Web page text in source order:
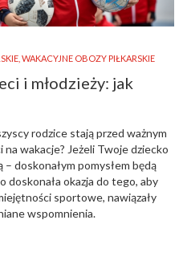
WAKACYJNE OBOZY PIŁKARSKIE
i młodzieży: jak
rodzice stają przed ważnym
wakacje? Jeżeli Twoje dziecko
doskonałym pomysłem będą
doskonała okazja do tego, aby
sportowe, nawiązały
wspomnienia.